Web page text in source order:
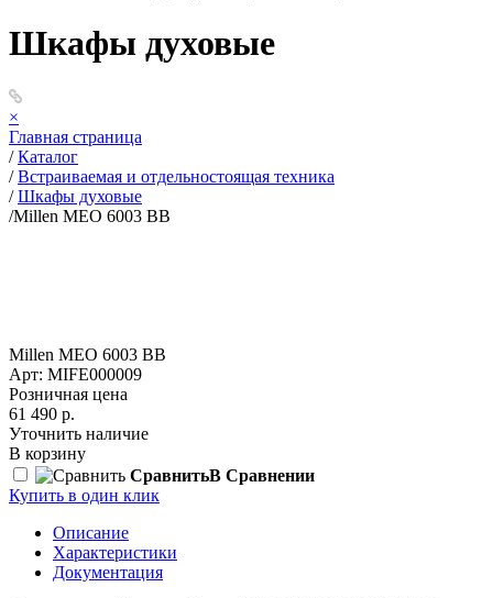
Шкафы духовые
×
Главная страница
/ Каталог
/ Встраиваемая и отдельностоящая техника
/ Шкафы духовые
/Millen MEO 6003 BB
Millen MEO 6003 BB
Арт: MIFE000009
Розничная цена
61 490 р.
Уточнить наличие
В корзину
СравнитьВ Сравнении
Купить в один клик
Описание
Характеристики
Документация